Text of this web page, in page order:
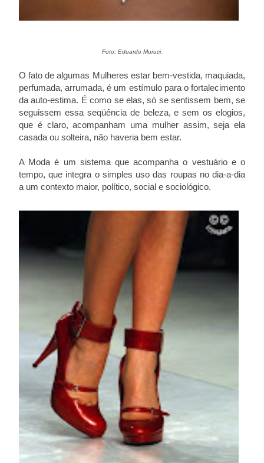
Foto: Eduardo Muruci.
O fato de algumas Mulheres estar bem-vestida, maquiada,
perfumada, arrumada, é um estímulo para o fortalecimento
da auto-estima. É como se elas, só se sentissem bem, se
seguissem essa seqüência de beleza, e sem os elogios,
que é claro, acompanham uma mulher assim, seja ela
casada ou solteira, não haveria bem estar.
A Moda é um sistema que acompanha o vestuário e o
tempo, que integra o simples uso das roupas no dia-a-dia
a um contexto maior, político, social e sociológico.